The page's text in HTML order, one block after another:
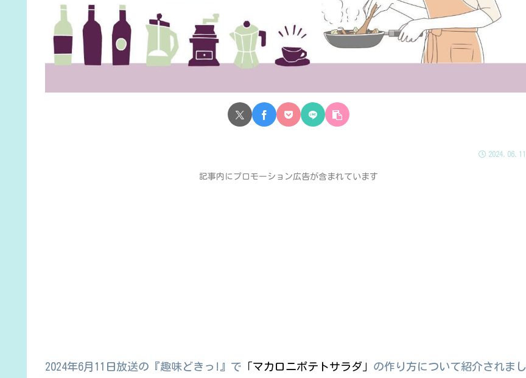
2024.06.11
記事内にプロモーション広告が含まれています
2024年6月11日放送の『趣味どきっ!』で 「マカロニポテトサラダ」 の作り方について紹介されまし